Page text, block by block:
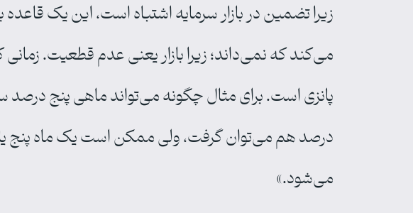
زیرا تضمین در بازار سرمایه اشتباه‌ است، این یک
می‌کند که نمی‌داند؛ زیرا بازار یعنی عدم قطعیت.
می‌شود.»